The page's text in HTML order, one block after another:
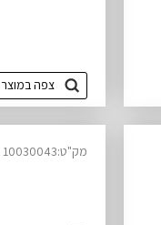
צפה במוצר
מק"ט:10030043